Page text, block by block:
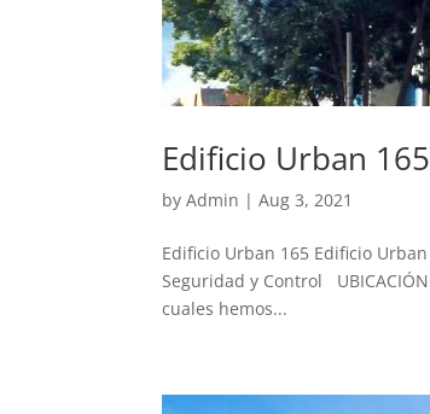
Edificio Urban 165
byAdmin |Aug 3, 2021
Edificio Urban 165 Edificio
Seguridad y Control
cuales hemos...